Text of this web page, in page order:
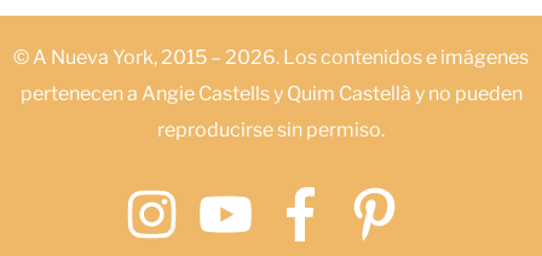
© A Nueva York, 2015 – 2026. Los contenidos e imágenes
pertenecen a Angie Castells y Quim Castellà y no pueden
reproducirse sin permiso.